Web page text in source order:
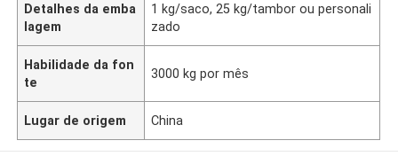
Detalhes da emba
lagem
1 kg/saco, 25 kg/tambor ou personali
zado
Habilidade da fon
te
3000 kg por mês
Lugar de origem China